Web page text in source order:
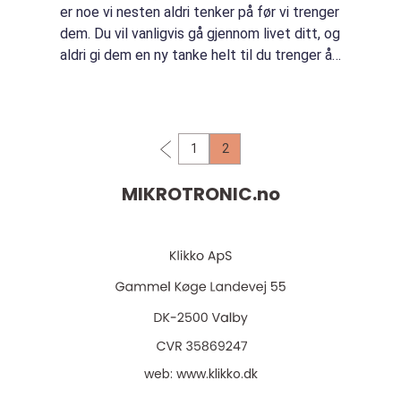
er noe vi nesten aldri tenker på før vi trenger
dem. Du vil vanligvis gå gjennom livet ditt, og
aldri gi dem en ny tanke helt til du trenger å
1 2
MIKROTRONIC.no
web: www.klikko.dk